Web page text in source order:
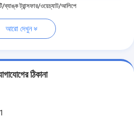
ব্যাঙ্ক ট্রান্সফার/ওয়েচ্যাট/আলিপে
আরো দেখুন
ঠিকানা